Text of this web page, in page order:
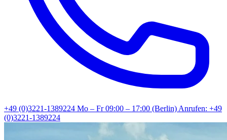
+49 (0)3221-1389224 Mo – Fr 09:00 – 17:00 (Berlin)Anrufen: +49
(0)3221-1389224